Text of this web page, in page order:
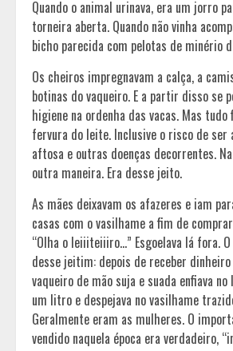
Quando o animal urinava, era um jorro
torneira aberta. Quando não vinha
bicho parecida com pelotas de minério
Os cheiros impregnavam a calça, a
botinas do vaqueiro. E a partir disso se
higiene na ordenha das vacas. Mas tudo
fervura do leite. Inclusive o risco de ser
aftosa e outras doenças decorrentes.
outra maneira. Era desse jeito.
As mães deixavam os afazeres e iam
casas com o vasilhame a fim de
“Olha o leiiiteiiiro…” Esgoelava lá fora.
desse jeitim: depois de receber
vaqueiro de mão suja e suada enfiava
um litro e despejava no vasilhame
Geralmente eram as mulheres. O
vendido naquela época era verdadeiro,